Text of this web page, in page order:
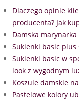
Dlaczego opinie
producenta? Jak
Damska
Sukienki basic plus
Sukienki basic w
look z wygodnym
Koszule damskie
Pastelowe kolory